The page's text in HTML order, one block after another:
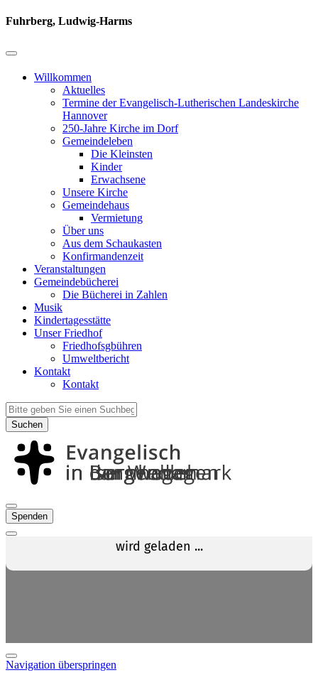
Fuhrberg, Ludwig-Harms
Willkommen
Aktuelles
Termine der Evangelisch-Lutherischen Landeskirche
Hannover
250-Jahre Kirche im Dorf
Gemeindeleben
Die Kleinsten
Kinder
Erwachsene
Unsere Kirche
Gemeindehaus
Vermietung
Über uns
Aus dem Schaukasten
Konfirmandenzeit
Veranstaltungen
Gemeindebücherei
Die Bücherei in Zahlen
Musik
Kindertagesstätte
Unser Friedhof
Friedhofsgbühren
Umweltbericht
Kontakt
Kontakt
Suchen
Spenden
Navigation überspringen